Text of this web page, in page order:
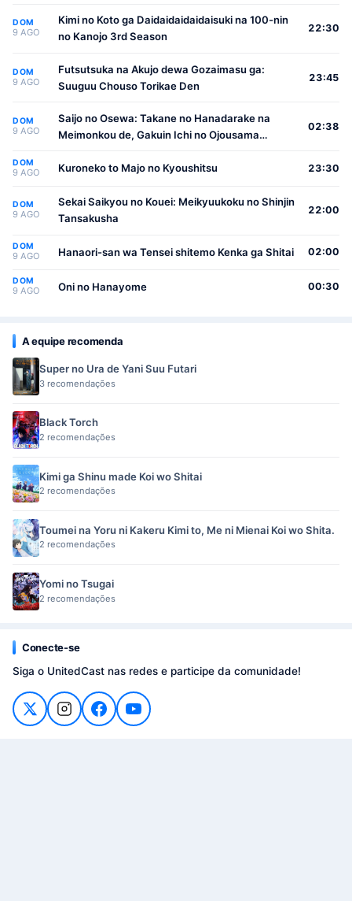
DOM
9 AGO
Kimi no Koto ga Daidaidaidaidaisuki na 100-nin
no Kanojo 3rd Season
22:30
DOM
9 AGO
Futsutsuka na Akujo dewa Gozaimasu ga:
Suuguu Chouso Torikae Den
23:45
DOM
9 AGO
Saijo no Osewa: Takane no Hanadarake na
Meimonkou de, Gakuin Ichi no Ojousama
Osewa suru Koto ni Narimashita
02:38
DOM
9 AGO Kuroneko to Majo no Kyoushitsu 23:30
DOM
9 AGO
Sekai Saikyou no Kouei: Meikyuukoku no Shinjin
Tansakusha
22:00
DOM
9 AGO Hanaori-san wa Tensei shitemo Kenka ga Shitai 02:00
DOM
9 AGO Oni no Hanayome 00:30
A equipe recomenda
Super no Ura de Yani Suu Futari
3 recomendações
Black Torch
2 recomendações
Kimi ga Shinu made Koi wo Shitai
2 recomendações
Toumei na Yoru ni Kakeru Kimi to, Me ni Mienai Koi wo Shita.
2 recomendações
Yomi no Tsugai
2 recomendações
Conecte-se
Siga o UnitedCast nas redes e participe da comunidade!